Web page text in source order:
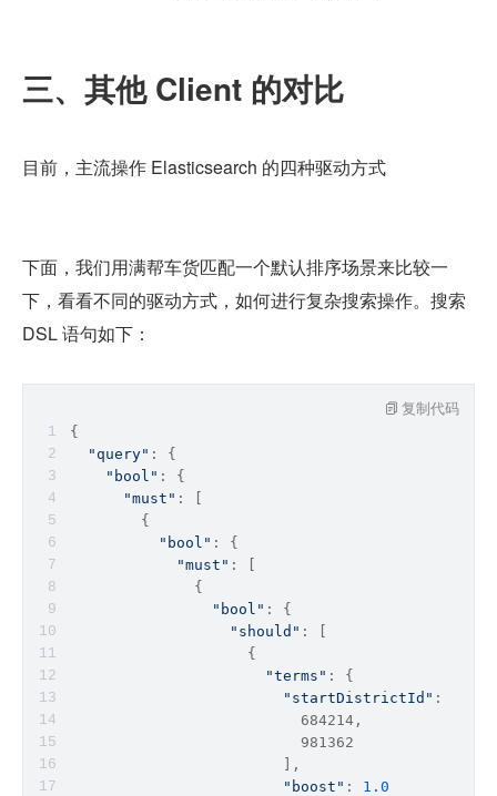
三、其他 Client 的对比
目前，主流操作 Elasticsearch 的四种驱动方式
下面，我们用满帮车货匹配一个默认排序场景来比较一
下，看看不同的驱动方式，如何进行复杂搜索操作。搜索
DSL 语句如下：
{
"query" : {
"bool" : {
"must" : [
        {
"bool" : {
"must" : [
              {
"bool" : {
"should" : [
                    {
"terms" : {
"startDistrictId" : [
                          684214,
                          981362
                        ],
"boost" : 1.0
复制代码